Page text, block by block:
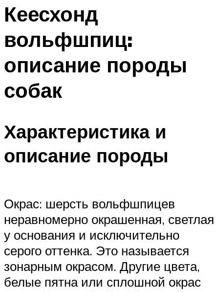
Кеесхонд
вольфшпиц:
описание породы
собак
Характеристика и
описание породы
Окрас: шерсть вольфшпицев
неравномерно окрашенная, светлая
у основания и исключительно
серого оттенка. Это называется
зонарным окрасом. Другие цвета,
белые пятна или сплошной окрас